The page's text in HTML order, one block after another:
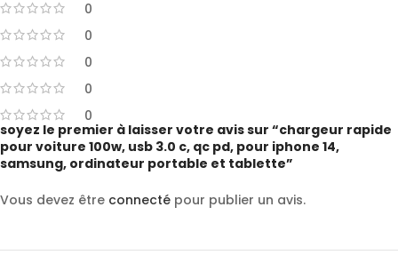
0
0
0
0
0
soyez le premier à laisser votre avis sur “chargeur rapide
pour voiture 100w, usb 3.0 c, qc pd, pour iphone 14,
samsung, ordinateur portable et tablette”
Vous devez être connecté pour publier un avis.